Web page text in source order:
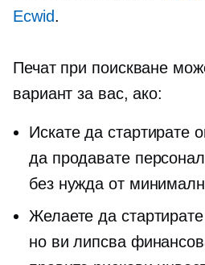
Ecwid.
Печат при поискване
вариант за вас, ако:
Искате да стартирате
да продавате
без нужда от
Желаете да
но ви липсва